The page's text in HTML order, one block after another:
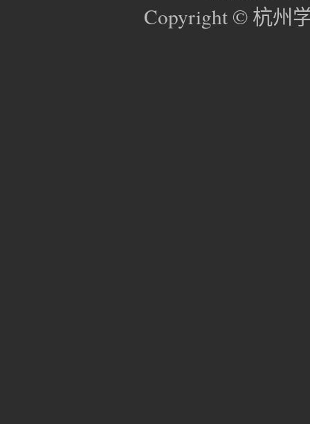
Copyright © 杭州